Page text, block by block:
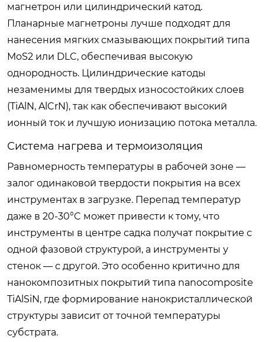
магнетрон или цилиндрический катод.
Планарные магнетроны лучше подходят для
нанесения мягких смазывающих покрытий типа
MoS2 или DLC, обеспечивая высокую
однородность. Цилиндрические катоды
незаменимы для твердых износостойких слоев
(TiAlN, AlCrN), так как обеспечивают высокий
ионный ток и лучшую ионизацию потока металла.
Система нагрева и термоизоляция
Равномерность температуры в рабочей зоне —
залог одинаковой твердости покрытия на всех
инструментах в загрузке. Перепад температур
даже в 20-30°C может привести к тому, что
инструменты в центре садка получат покрытие с
одной фазовой структурой, а инструменты у
стенок — с другой. Это особенно критично для
нанокомпозитных покрытий типа nanocomposite
TiAlSiN, где формирование нанокристаллической
структуры зависит от точной температуры
субстрата.